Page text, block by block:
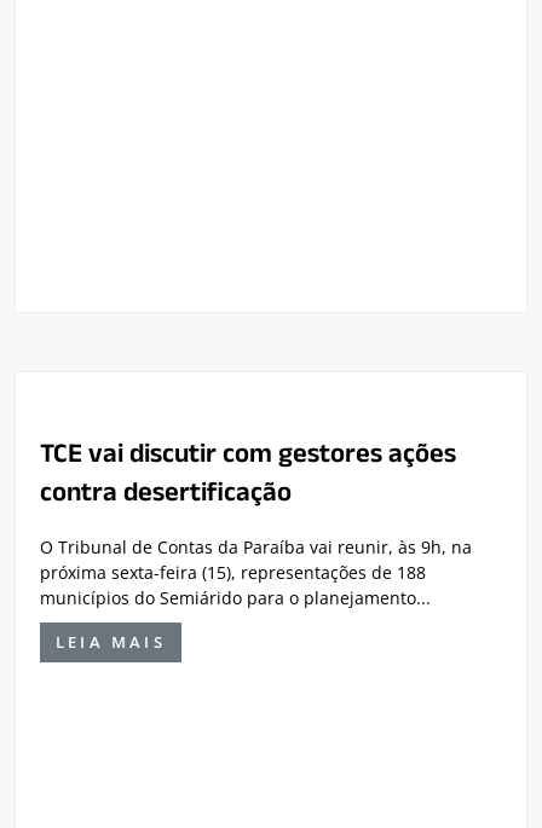
TCE vai discutir com gestores ações
contra desertificação
O Tribunal de Contas da Paraíba vai reunir, às 9h, na
próxima sexta-feira (15), representações de 188
municípios do Semiárido para o planejamento...
LEIA MAIS